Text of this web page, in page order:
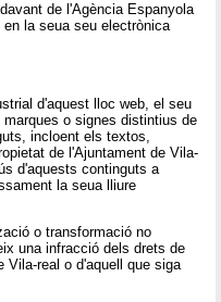
de l'Agència Espanyola
en la seua seu electrònica
d'aquest lloc web, el seu
o signes distintius de
incloent els textos,
de l'Ajuntament de Vila-
d'aquests continguts a
la seua lliure
o transformació no
una infracció dels drets de
Vila-real o d'aquell que siga